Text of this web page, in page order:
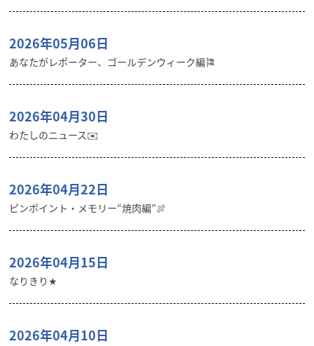
2026年05月06日
あなたがレポーター、ゴールデンウィーク編🎏
2026年04月30日
わたしのニュース✉️
2026年04月22日
ピンポイント・メモリー“焼肉編”🍖
2026年04月15日
なりきり★
2026年04月10日